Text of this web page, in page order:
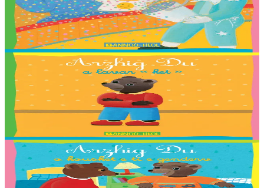
Troet gant : Coline, Elouan, Elliot, Erynn, Ewen, Gaelig, Laurette,
Maiwenn, Marin, Mathis, Paul, Soig, Urbane, Youenn, Cécile
Guézennec ha Tieri Seznec.
Er stok2,03 €
2 vloaz hag ouzhpenn
Bannoù-heol
Arzhig Du a lavar “ket”
Troet gant : Malo, Sara, Loane, Thomas et Jakez-Erwan Mouton.
Er stok
2 vloaz hag ouzhpenn
Bannoù-heol
Arzhig Du o kousket e ti e genderv